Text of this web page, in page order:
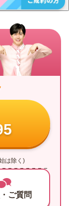
は除く)
ご質問